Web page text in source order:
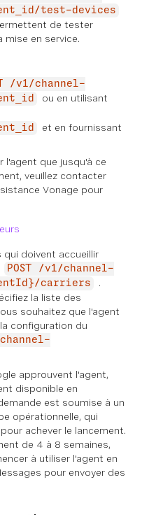
test-devices
de tester
mise en service.
/v1/channel-
ou en utilisant
et en fournissant
l'agent que jusqu'à ce
veuillez contacter
Vonage pour
doivent accueillir
POST /v1/channel-
carriers
.
la liste des
souhaitez que l'agent
configuration du
approuvent l'agent,
disponible en
est soumise à un
opérationnelle, qui
achever le lancement.
de 4 à 8 semaines,
à utiliser l'agent en
pour envoyer des